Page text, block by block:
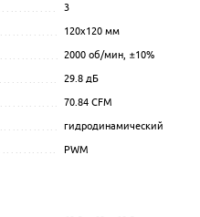
3
120x120 мм
2000об/мин, ±10%
29.8дБ
70.84CFM
гидродинамический
PWM